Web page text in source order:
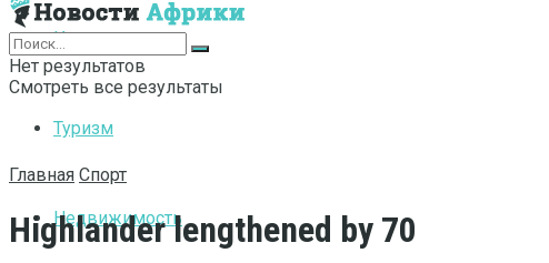
Интернет
Туризм
Недвижимость
Нет результатов
Смотреть все результаты
Главная Спорт
Highlander lengthened by 70